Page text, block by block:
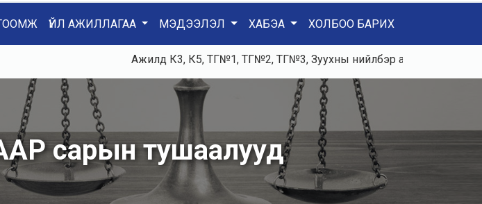
ҮЙЛ АЖИЛЛАГАА МЭДЭЭЛЭЛ ХАБЭА ХОЛБОО БАРИХ
Ажилд К3, К5, ТГ№1, ТГ№2, ТГ№3, Зуухны нийлбэр ачаалал 120-125тн/
сарын тушаалууд